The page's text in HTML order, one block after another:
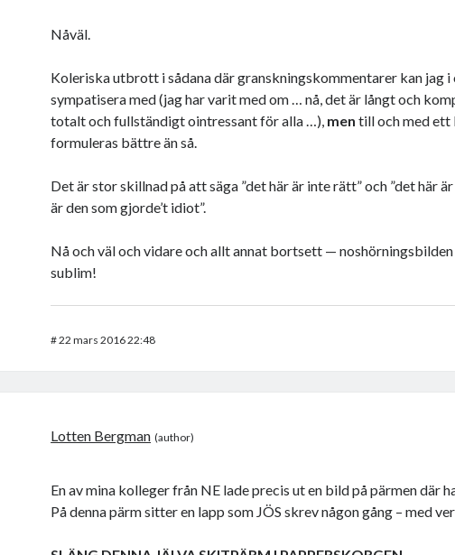
Nåväl.
Koleriska utbrott i sådana där granskningskommentarer kan jag i
sympatisera med (jag har varit med om … nå, det är långt och
totalt och fullständigt ointressant för alla …), men till och med
formuleras bättre än så.
Det är stor skillnad på att säga ”det här är inte rätt” och ”det här
är den som gjorde’t idiot”.
Nå och väl och vidare och allt annat bortsett —
sublim!
#22 mars 2016 22:48
Lotten Bergman
En av mina kolleger från NE lade precis ut en bild på pärmen där
På denna pärm sitter en lapp som JÖS skrev någon gång – med